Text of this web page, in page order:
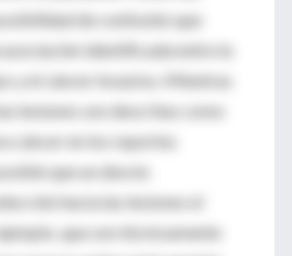
de confusión que
identificada entre la
y el cáncer invasivo. Mientras
lesiones son descritas como
cáncer en los reportes
que un desvío
hacia las lesiones el
que son técnicamente